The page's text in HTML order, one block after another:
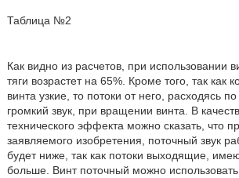
Таблица №2
Как видно из расчетов, при использовании
тяги возрастет на 65%. Кроме того, так как
винта узкие, то потоки от него, расходясь
громкий звук, при вращении винта. В
технического эффекта можно сказать, что
заявляемого изобретения, поточный звук
будет ниже, так как потоки выходящие,
больше. Винт поточный можно